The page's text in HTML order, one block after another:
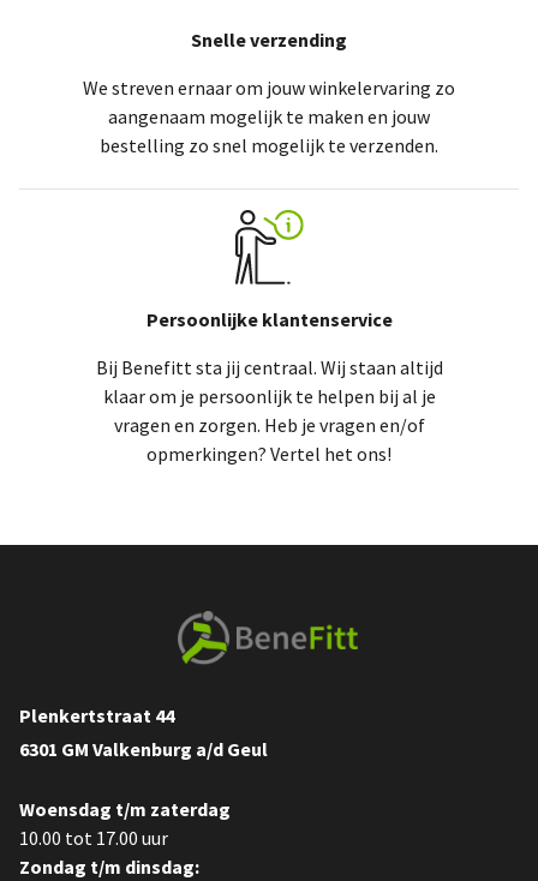
Snelle verzending
We streven ernaar om jouw winkelervaring zo
aangenaam mogelijk te maken en jouw
bestelling zo snel mogelijk te verzenden.
Persoonlijke klantenservice
Bij Benefitt sta jij centraal. Wij staan altijd
klaar om je persoonlijk te helpen bij al je
vragen en zorgen. Heb je vragen en/of
opmerkingen? Vertel het ons!
Plenkertstraat 44
6301 GM Valkenburg a/d Geul
Woensdag t/m zaterdag
10.00 tot 17.00 uur
Zondag t/m dinsdag: